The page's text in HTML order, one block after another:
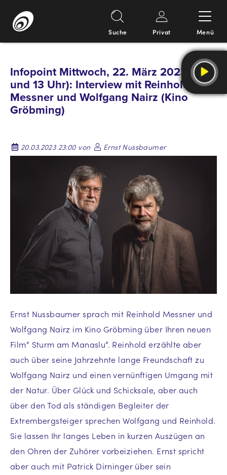
Inhalt
Suche Privat Menü
Infopoint Mittwoch, 22. März 2023 (9
und 13 Uhr): Interview mit Reinhold
Messner und Wolfgang Nairz (Kino
Gröbming)
20.03.2023 23:00 von Ernst Nussbaumer
Ernst Nussbaumer sprach mit Reinhold Messner und
Wolfgang Nairz im Kino Gröbming über Ihren neuen
Film“ Sturm am Manaslu“. Reinhold erzählte aber
auch über seine Jahrzehnte lange Freundschaft zu
Wolfgang Nairz und einen vernünftigen Umgang mit
der Natur. Über Glück und Schicksale, aber auch
über den Tod als ständigen Begleiter der
Extrembergsteiger sprechen Wolfgang und Reinhold.
Sie lassen Ihr langes Leben in kurzen Auszügen an
den Ohren der Zuhörer vorbeiziehen. Ernst spricht
aber auch mit Patrick Dirninger über sein